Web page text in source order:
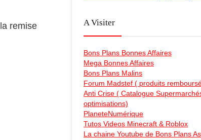
remise
A Visiter
Bons Plans Bonnes Affaires
Mega Bonnes Affaires
Bons Plans Malins
Forum Madstef ( produits
Anti Crise ( Catalogue
optimisations)
PlaneteNumérique
Tutos Videos Minecraft & Roblox
La chaine Youtube de Bons Plans